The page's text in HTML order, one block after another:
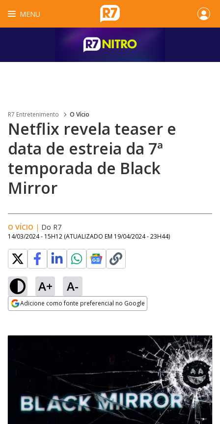
MENU
R7 Entretenimento O Vício
Netflix revela teaser e
data de estreia da 7ª
temporada de Black
Mirror
O VÍCIO | Do R7
14/03/2024 - 15H12 (ATUALIZADO EM 19/04/2024 - 23H44)
A+ A-
Adicione como fonte preferencial no Google